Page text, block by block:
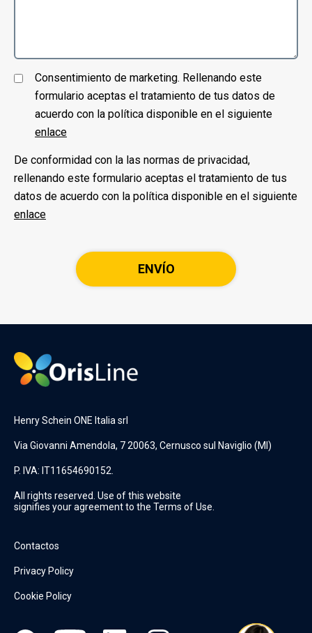
Consentimiento de marketing. Rellenando este
formulario aceptas el tratamiento de tus datos de
acuerdo con la política disponible en el siguiente
enlace
De conformidad con la las normas de privacidad,
rellenando este formulario aceptas el tratamiento de tus
datos de acuerdo con la política disponible en el siguiente
enlace
Henry Schein ONE Italia srl
Via Giovanni Amendola, 7 20063, Cernusco sul Naviglio (MI)
P. IVA: IT11654690152.
All rights reserved. Use of this website
signifies your agreement to the Terms of Use.
Contactos
Privacy Policy
Cookie Policy